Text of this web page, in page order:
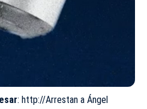
: http://Arrestan a Ángel